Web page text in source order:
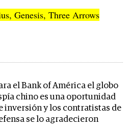
Genesis, Three Arrows
el Bank of América el globo
chino es una oportunidad
inversión y los contratistas de
se lo agradecieron